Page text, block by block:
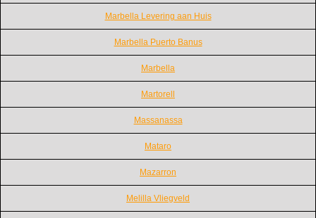
Marbella Levering aan Huis
Marbella Puerto Banus
Marbella
Martorell
Massanassa
Mataro
Mazarron
Melilla Vliegveld